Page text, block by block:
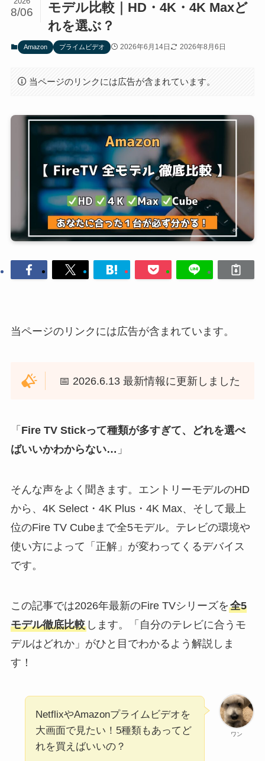
モデル比較｜HD・4K・4K Maxど
れを選ぶ？
8/06
Amazon プライムビデオ 2026年6月14日 2026年8月6日
当ページのリンクには広告が含まれています。
当ページのリンクには広告が含まれています。
📅 2026.6.13 最新情報に更新しました
「 Fire TV Stickって種類が多すぎて、どれを選べ
ばいいかわからない… 」
そんな声をよく聞きます。エントリーモデルのHD
から、4K Select・4K Plus・4K Max、そして最上
位のFire TV Cubeまで全5モデル。テレビの環境や
使い方によって「正解」が変わってくるデバイス
です。
この記事では2026年最新のFire TVシリーズを全5
モデル徹底比較します。「自分のテレビに合うモ
デルはどれか」がひと目でわかるよう解説しま
す！
ワン
NetflixやAmazonプライムビデオを
大画面で見たい！5種類もあってど
れを買えばいいの？